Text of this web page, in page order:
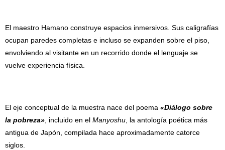
El maestro Hamano construye espacios inmersivos. Sus caligrafías
ocupan paredes completas e incluso se expanden sobre el piso,
envolviendo al visitante en un recorrido donde el lenguaje se
vuelve experiencia física.
El eje conceptual de la muestra nace del poema «Diálogo sobre
la pobreza», incluido en el Manyoshu, la antología poética más
antigua de Japón, compilada hace aproximadamente catorce
siglos.